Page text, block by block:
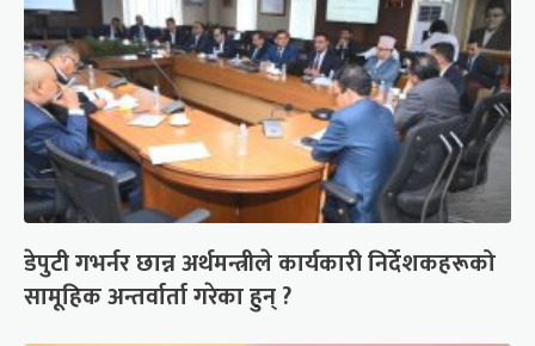
डेपुटी गभर्नर छान्न अर्थमन्त्रीले कार्यकारी निर्देशकहरूको
सामूहिक अन्तर्वार्ता गरेका हुन् ?